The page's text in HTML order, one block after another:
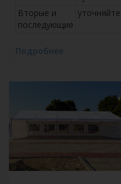
Вторые и
последующие
уточняйте
Подробнее